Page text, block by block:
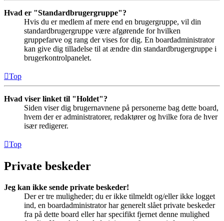
Hvad er "Standardbrugergruppe"?
Hvis du er medlem af mere end en brugergruppe, vil din
standardbrugergruppe være afgørende for hvilken
gruppefarve og rang der vises for dig. En boardadministrator
kan give dig tilladelse til at ændre din standardbrugergruppe i
brugerkontrolpanelet.
Top
Hvad viser linket til "Holdet"?
Siden viser dig brugernavnene på personerne bag dette board,
hvem der er administratorer, redaktører og hvilke fora de hver
især redigerer.
Top
Private beskeder
Jeg kan ikke sende private beskeder!
Der er tre muligheder; du er ikke tilmeldt og/eller ikke logget
ind, en boardadministrator har generelt slået private beskeder
fra på dette board eller har specifikt fjernet denne mulighed